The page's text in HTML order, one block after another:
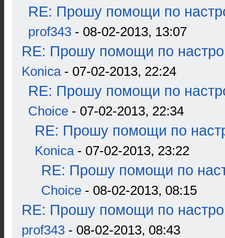
RE: Прошу помощи по
prof343 - 08-02-2013, 13:07
RE: Прошу помощи по
Konica- 07-02-2013, 22:24
RE: Прошу помощи по
Choice - 07-02-2013, 22:34
RE: Прошу помощи по
Konica- 07-02-2013, 23:22
RE: Прошу помощи по
Choice - 08-02-2013, 08:15
RE: Прошу помощи по
prof343 - 08-02-2013, 08:43